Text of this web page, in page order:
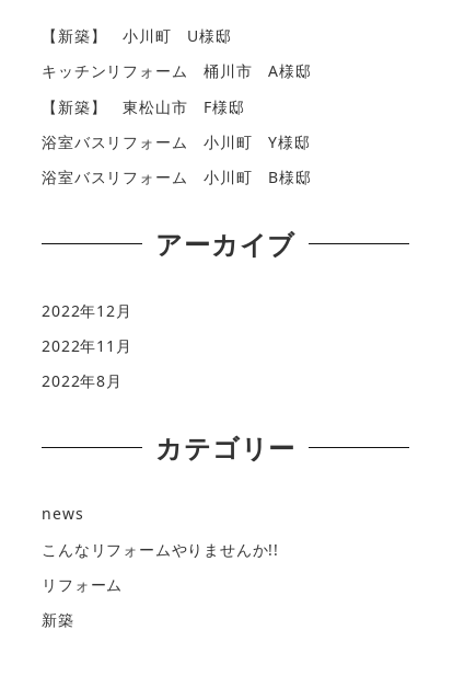
【新築】 小川町 U様邸
キッチンリフォーム 桶川市 A様邸
【新築】 東松山市 F様邸
浴室バスリフォーム 小川町 Y様邸
浴室バスリフォーム 小川町 B様邸
アーカイブ
2022年12月
2022年11月
2022年8月
カテゴリー
news
こんなリフォームやりませんか!!
リフォーム
新築